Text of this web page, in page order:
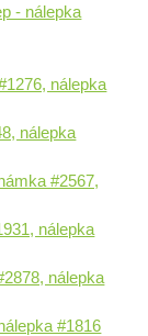
- nálepka
nálepka
nálepka
#2567,
nálepka
nálepka
#1816